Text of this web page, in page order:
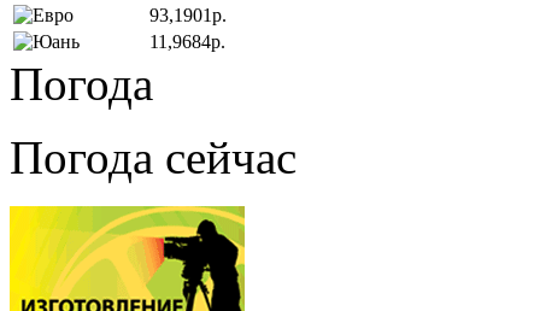
93,1901р.
11,9684р.
Погода
Погода сейчас